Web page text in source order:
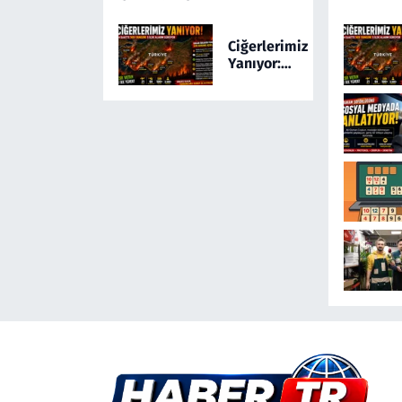
Ayağa Kaldıran
Olayda Şüpheli
Gözaltında
Ciğerlerimiz
Yanıyor: